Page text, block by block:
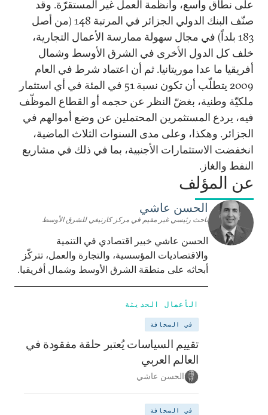
على نطاق واسع، وأنظمة العمل غير المستقرّة. وقد
صنّف البنك الدولي الجزائر في المرتبة 148 (من أصل
183 بلداً) في مجال سهولة ممارسة الأعمال التجارية،
خلف كل الدول الأخرى في الشرق الأوسط وشمال
أفريقيا ما عدا موريتانيا. ثم أن اعتماد شرط في العام
2009 يتطلّب أن تكون نسبة 51 في المئة في أي استثمار
ملكيّة وطنية، بغضّ النظر عن حجمه أو القطاع الموظّف
فيه، يردع المستثمرين المحتملين عن وضع أموالهم في
الجزائر. وهكذا، وعلى مدى السنوات الثلاث الماضية،
انخفضت الاستثمارات الأجنبية، بما في ذلك في مشاريع
النفط والغاز.
عن المؤلف
الحسن عاشي
باحث رئيسي غير مقيم في مركز كارنيغي للشرق الأوسط
الحسن عاشي خبير اقتصادي في التنمية
والاقتصاديات المؤسسية، والتجارة والعمل، تتركّز
أبحاثه على منطقة الشرق الأوسط وشمال أفريقيا.
الأعمال الحديثة
في الصحافة
تقييم السياسات يُعتبر حلقة مفقودة في
العالم العربي
الحسن عاشي
في الصحافة